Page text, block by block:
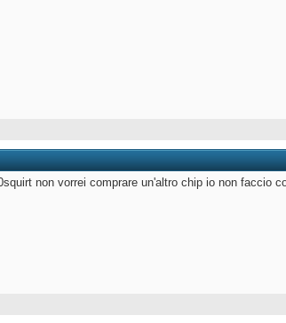
non vorrei comprare un'altro chip io non faccio